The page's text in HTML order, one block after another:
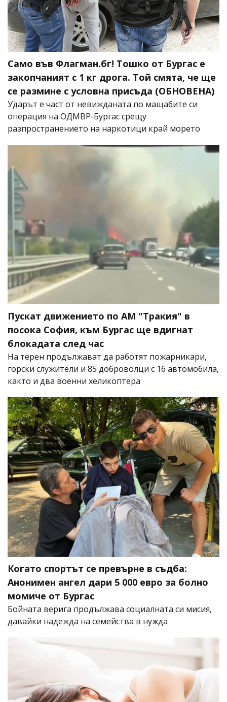
Само във Флагман.бг! Тошко от Бургас е
закопчаният с 1 кг дрога. Той смята, че ще
се размине с условна присъда (ОБНОВЕНА)
Ударът е част от невижданата по мащабите си
операция на ОДМВР-Бургас срещу
разпространението на наркотици край морето
Пускат движението по АМ "Тракия" в
посока София, към Бургас ще вдигнат
блокадата след час
На терен продължават да работят пожарникари,
горски служители и 85 доброволци с 16 автомобила,
както и два военни хеликоптера
Когато спортът се превърне в съдба:
Анонимен ангел дари 5 000 евро за болно
момиче от Бургас
Бойната верига продължава социалната си мисия,
давайки надежда на семейства в нужда